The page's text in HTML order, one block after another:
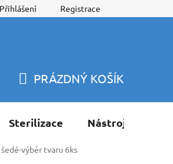
Přihlášení Registrace
KOŠÍK
PRÁZDNÝ KOŠÍK
Sterilizace Nástroje
výběr tvaru 6ks